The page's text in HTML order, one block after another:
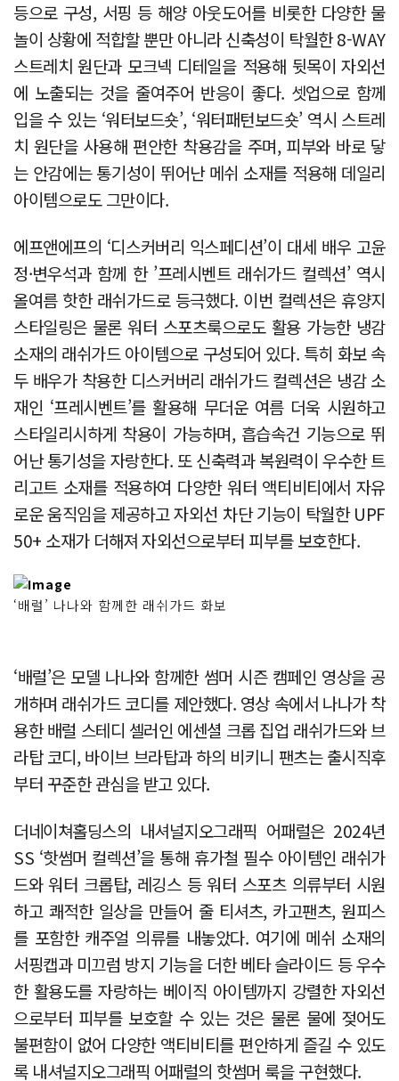
등으로 구성, 서핑 등 해양 아웃도어를 비롯한 다양한 물
놀이 상황에 적합할 뿐만 아니라 신축성이 탁월한 8-WAY
스트레치 원단과 모크넥 디테일을 적용해 뒷목이 자외선
에 노출되는 것을 줄여주어 반응이 좋다. 셋업으로 함께
입을 수 있는 ‘워터보드숏’, ‘워터패턴보드숏’ 역시 스트레
치 원단을 사용해 편안한 착용감을 주며, 피부와 바로 닿
는 안감에는 통기성이 뛰어난 메쉬 소재를 적용해 데일리
아이템으로도 그만이다.
에프앤에프의 ‘디스커버리 익스페디션’이 대세 배우 고윤
정·변우석과 함께 한 ’프레시벤트 래쉬가드 컬렉션’ 역시
올여름 핫한 래쉬가드로 등극했다. 이번 컬렉션은 휴양지
스타일링은 물론 워터 스포츠룩으로도 활용 가능한 냉감
소재의 래쉬가드 아이템으로 구성되어 있다. 특히 화보 속
두 배우가 착용한 디스커버리 래쉬가드 컬렉션은 냉감 소
재인 ‘프레시벤트’를 활용해 무더운 여름 더욱 시원하고
스타일리시하게 착용이 가능하며, 흡습속건 기능으로 뛰
어난 통기성을 자랑한다. 또 신축력과 복원력이 우수한 트
리고트 소재를 적용하여 다양한 워터 액티비티에서 자유
로운 움직임을 제공하고 자외선 차단 기능이 탁월한 UPF
50+ 소재가 더해져 자외선으로부터 피부를 보호한다.
‘배럴’ 나나와 함께한 래쉬가드 화보
‘배럴’은 모델 나나와 함께한 썸머 시즌 캠페인 영상을 공
개하며 래쉬가드 코디를 제안했다. 영상 속에서 나나가 착
용한 배럴 스테디 셀러인 에센셜 크롭 집업 래쉬가드와 브
라탑 코디, 바이브 브라탑과 하의 비키니 팬츠는 출시직후
부터 꾸준한 관심을 받고 있다.
더네이쳐홀딩스의 내셔널지오그래픽 어패럴은 2024년
SS ‘핫썸머 컬렉션’을 통해 휴가철 필수 아이템인 래쉬가
드와 워터 크롭탑, 레깅스 등 워터 스포츠 의류부터 시원
하고 쾌적한 일상을 만들어 줄 티셔츠, 카고팬츠, 원피스
를 포함한 캐주얼 의류를 내놓았다. 여기에 메쉬 소재의
서핑캡과 미끄럼 방지 기능을 더한 베타 슬라이드 등 우수
한 활용도를 자랑하는 베이직 아이템까지 강렬한 자외선
으로부터 피부를 보호할 수 있는 것은 물론 물에 젖어도
불편함이 없어 다양한 액티비티를 편안하게 즐길 수 있도
록 내셔널지오그래픽 어패럴의 핫썸머 룩을 구현했다.